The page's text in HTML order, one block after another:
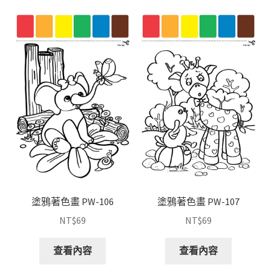
塗鴉著色畫 PW-106
NT$69
查看內容
塗鴉著色畫 PW-107
NT$69
查看內容